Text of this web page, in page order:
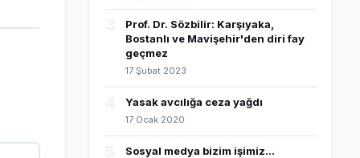
Prof. Dr. Sözbilir: Karşıyaka,
Bostanlı ve Mavişehir'den diri fay
geçmez
17 Şubat 2023
Yasak avcılığa ceza yağdı
17 Ocak 2020
Sosyal medya bizim işimiz...